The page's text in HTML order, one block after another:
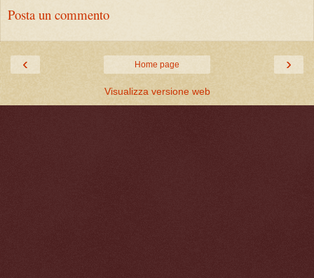
Posta un commento
‹ ›
Home page
Visualizza versione web